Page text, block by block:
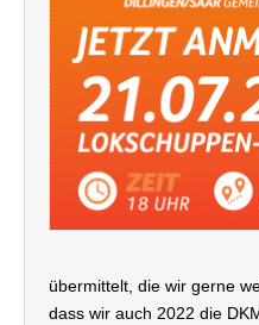
übermittelt, die wir gerne
dass wir auch 2022 die